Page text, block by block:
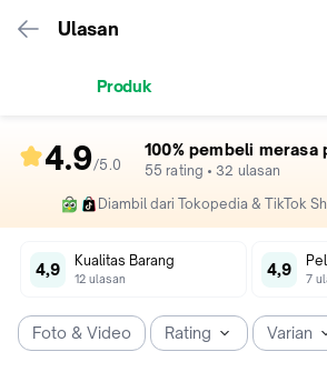
Ulasan
Produk
4.9/5.0
rating
produk
100% pembeli merasa
55 rating • 32 ulasan
Diambil dari Tokopedia & TikTok
4,9 Kualitas Barang
12 ulasan 4,9 7
Foto & Video Rating Varian